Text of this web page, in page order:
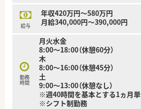
■調剤業務や監査、患者様への丁寧な服
としての基本的な外来業務をお任せしま
の適切な管理業務などを中心に担当しま
■複雑な事務手続きやスタッフの勤怠
るため、大きな負担なく店舗運営に専念
給与
年収420万円～580万円
月給340,000円～390,000円
勤務
時間
月火水金
8:00～18:00（休憩60分）
木
8:00～16:00（休憩45分）
土
9:00～13:00（休憩なし）
※週40時間を基本とする1ヵ月
※シフト制勤務